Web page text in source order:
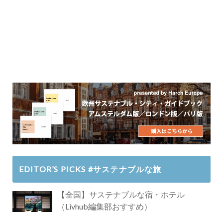
EDITOR’S PICKS #サステナブルな旅
【全国】サステナブルな宿・ホテル
（Livhub編集部おすすめ）